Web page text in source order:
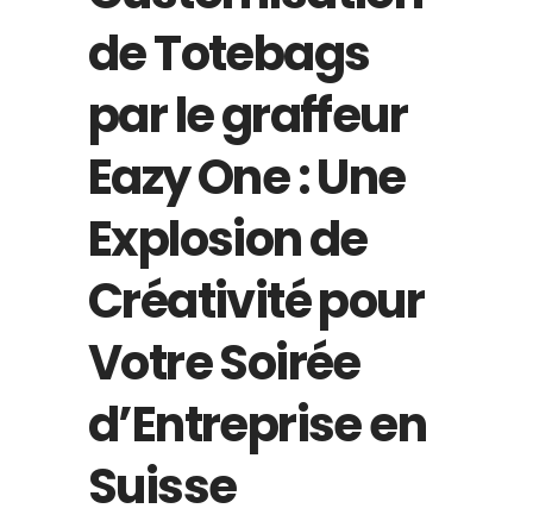
de Totebags
par le graffeur
Eazy One : Une
Explosion de
Créativité pour
Votre Soirée
d’Entreprise en
Suisse